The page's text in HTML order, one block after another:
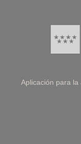
Aplicación para